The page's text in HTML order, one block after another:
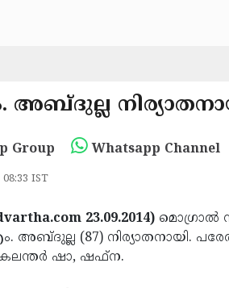
അബ്ദുല്ല
Group Whatsapp Channel
08:33 IST
23.09.2014) മൊഗ്രാല്‍
(87) നിര്യാതനായി.
ഷാ, ഷഫ്‌ന.